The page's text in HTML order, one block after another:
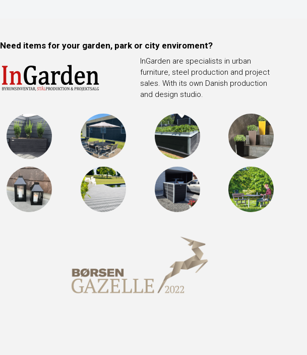
Need items for your garden, park or city enviroment?
InGarden are specialists in urban
furniture, steel production and project
sales. With its own Danish production
and design studio.